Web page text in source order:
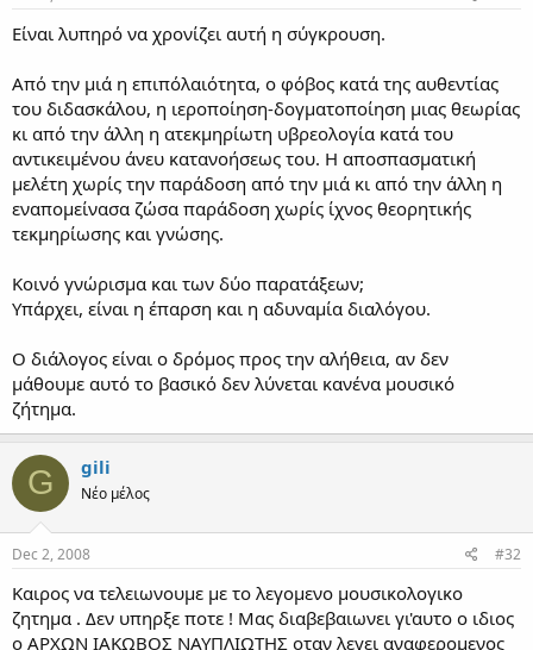
Είναι λυπηρό να χρονίζει αυτή η σύγκρουση.
Από την μιά η επιπόλαιότητα, ο φόβος κατά της αυθεντίας
του διδασκάλου, η ιεροποίηση-δογματοποίηση μιας θεωρίας
κι από την άλλη η ατεκμηρίωτη υβρεολογία κατά του
αντικειμένου άνευ κατανοήσεως του. Η αποσπασματική
μελέτη χωρίς την παράδοση από την μιά κι από την άλλη η
εναπομείνασα ζώσα παράδοση χωρίς ίχνος θεορητικής
τεκμηρίωσης και γνώσης.
Κοινό γνώρισμα και των δύο παρατάξεων;
Υπάρχει, είναι η έπαρση και η αδυναμία διαλόγου.
Ο διάλογος είναι ο δρόμος προς την αλήθεια, αν δεν
μάθουμε αυτό το βασικό δεν λύνεται κανένα μουσικό
ζήτημα.
G gili
Νέο μέλος
Dec 2, 2008 #32
Καιρος να τελειωνουμε με το λεγομενο μουσικολογικο
ζητημα . Δεν υπηρξε ποτε ! Μας διαβεβαιωνει γι'αυτο ο ιδιος
ο ΑΡΧΩΝ ΙΑΚΩΒΟΣ ΝΑΥΠΛΙΩΤΗΣ οταν λεγει αναφερομενος